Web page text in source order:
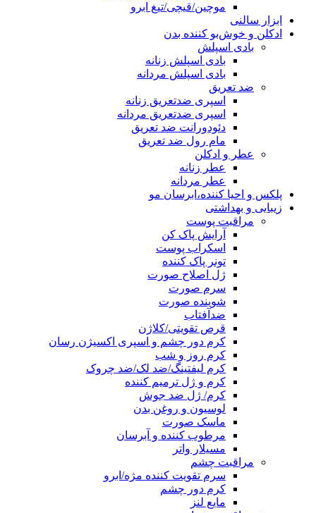
موچین/قیچی/تیغ ابرو
ابزار سالنی
ادکلن و خوش‌بو کننده بدن
بادی اسپلش
بادی اسپلش زنانه
بادی اسپلش مردانه
ضد تعریق
اسپری ضدتعریق زنانه
اسپری ضدتعریق مردانه
دئودورانت ضد تعریق
مام رول ضد تعریق
عطر و ادکلن
عطر زنانه
عطر مردانه
پلکس و احیا کننده،ابرسان مو
زیبایی و بهداشتی
مراقبت پوست
آرایش پاک کن
اسکراب پوست
تونر پاک کننده
ژل اصلاح صورت
سرم صورت
شوینده صورت
ضدآفتاب
قرص تقویتی/کلاژن
کرم دور چشم و اسپری اکسیژن رسان
کرم روز و شب
کرم لیفتینگ/ضد لک/ضد چروک
کرم و ژل ترمیم کننده
کرم/ ژل ضد جوش
لوسیون و روغن بدن
ماسک صورت
مرطوب کننده و آبرسان
مسیلار واتر
مراقبت چشم
سرم تقویت کننده مژه/ابرو
کرم دور چشم
مایع لنز